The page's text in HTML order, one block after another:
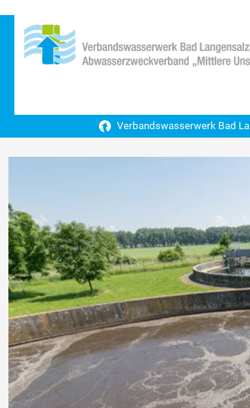
springen
Verbandswasserwerk Bad